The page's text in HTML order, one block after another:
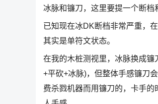
冰脉和镰刀，这里要提一个断档
已知现在冰DK断档非常严重，
其实是单符文状态。
在我的木桩测视里，冰脉换成
+平砍+冰脉)，但整体手感镰刀
费杀戮机器而用镰刀的，卡手